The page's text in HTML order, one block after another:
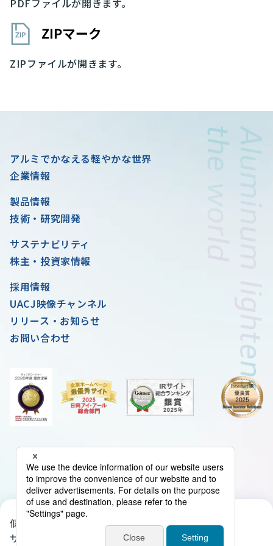
PDFファイルが開きます。
ZIPファイルが開きます。
アルミでかなえる軽やかな世界
企業情報
製品情報
技術・研究開発
サステナビリティ
株主・投資家情報
採用情報
UACJ映像チャンネル
リリース・お知らせ
お問い合わせ
個人情報の取扱いについてクッキーポリシー
サイトマップ
当サイトについて